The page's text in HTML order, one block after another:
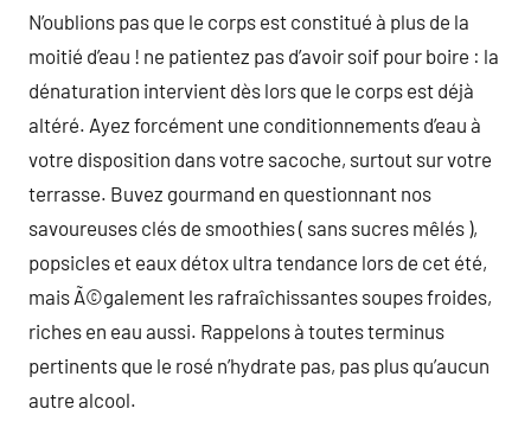
N’oublions pas que le corps est constitué à plus de la
moitié d’eau ! ne patientez pas d’avoir soif pour boire : la
dénaturation intervient dès lors que le corps est déjà
altéré. Ayez forcément une conditionnements d’eau à
votre disposition dans votre sacoche, surtout sur votre
terrasse. Buvez gourmand en questionnant nos
savoureuses clés de smoothies ( sans sucres mêlés ),
popsicles et eaux détox ultra tendance lors de cet été,
mais Ã©galement les rafraîchissantes soupes froides,
riches en eau aussi. Rappelons à toutes terminus
pertinents que le rosé n’hydrate pas, pas plus qu’aucun
autre alcool.